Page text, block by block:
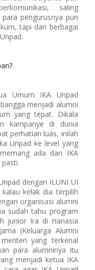
saling
pengurusnya pun
tapi dari berbagai
Umum IKA Unpad
menjadi alumni
yang tepat. Dikala
kampanye di dunia
perhatian luas, inilah
Unpad ke level yang
ada dan IKA
pasti.
dengan ILUNI UI
kelak dia terpilih
organisasi alumni
sudah tahu program
junior Ira di Hanasia
(Keluarga Alumni
yang terkenal
para alumninya itu
menjadi ketua IKA